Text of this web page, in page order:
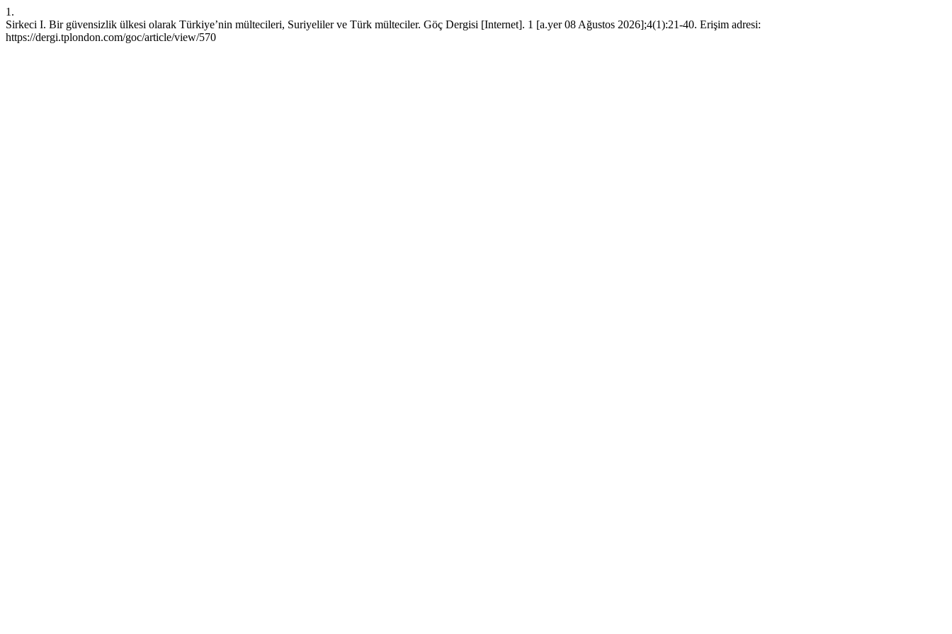
1.
Sirkeci I. Bir güvensizlik ülkesi olarak Türkiye’nin mültecileri, Suriyeliler ve Türk mülteciler. Göç Dergisi [Internet]. 1 [a.yer 08 Ağustos 2026];4(1):21-40. Erişim adresi:
https://dergi.tplondon.com/goc/article/view/570